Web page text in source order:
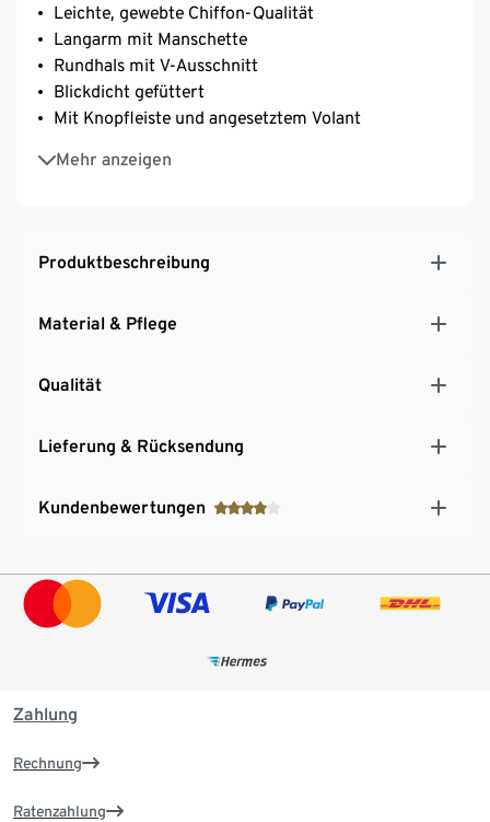
Leichte, gewebte Chiffon-Qualität
Langarm mit Manschette
Rundhals mit V-Ausschnitt
Blickdicht gefüttert
Mit Knopfleiste und angesetztem Volant
Mehr anzeigen
Oversized-Schnitt
Steinunn ist 178 cm groß und trägt Größe 36
Produktbeschreibung
Material & Pflege
Qualität
Lieferung & Rücksendung
Kundenbewertungen
Zahlung
Rechnung
Ratenzahlung